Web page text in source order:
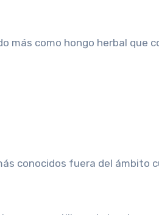
más como hongo herbal que
conocidos fuera del ámbito